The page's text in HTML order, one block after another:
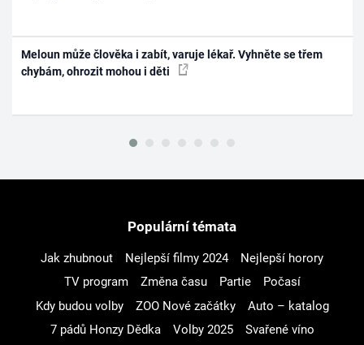
Meloun může člověka i zabít, varuje lékař. Vyhněte se třem
chybám, ohrozit mohou i děti
Populární témata
Jak zhubnout Nejlepší filmy 2024
Nejlepší horory
TV program
Změna času Partie
Počasí
Kdy budou volby
ZOO Nové začátky
Auto – katalog
7 pádů Honzy Dědka
Volby 2025
Svařené víno